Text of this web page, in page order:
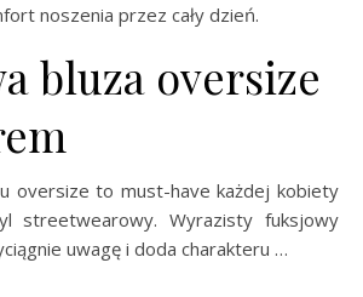
noszenia przez cały dzień.
bluza oversize
oversize to must-have każdej kobiety
streetwearowy. Wyrazisty fuksjowy
uwagę i doda charakteru …